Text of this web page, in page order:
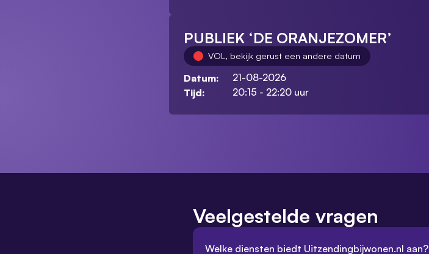
PUBLIEK ‘DE ORANJEZOMER’
VOL, bekijk gerust een andere datum
Datum:
21-08-2026
Tijd:
20:15 - 22:20 uur
Veelgestelde vragen
Welke diensten biedt Uitzendingbijwonen.nl aan?